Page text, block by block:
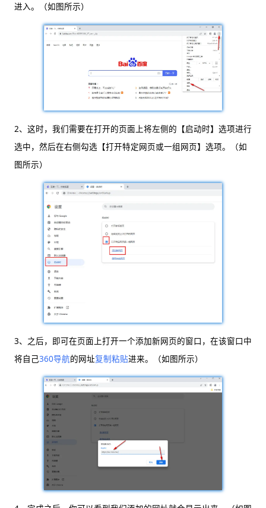
进入。（如图所示）
2、这时，我们需要在打开的页面上将左侧的【启动时】选项进行
选中，然后在右侧勾选【打开特定网页或一组网页】选项。（如
图所示）
3、之后，即可在页面上打开一个添加新网页的窗口，在该窗口中
将自己360导航的网址复制粘贴进来。（如图所示）